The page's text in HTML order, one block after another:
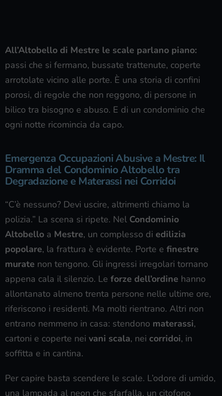
All’Altobello di Mestre le scale parlano piano:
passi che si fermano, bussate trattenute, coperte
arrotolate vicino alle porte. È una storia di confini
porosi, di regole che non reggono, di persone in
bilico tra bisogno e abuso. E di un condominio che
ogni notte ricomincia da capo.
Emergenza Occupazioni Abusive a Mestre: Il
Dramma del Condominio Altobello tra
Degradazione e Materassi nei Corridoi
“C’è nessuno? Devi uscire, altrimenti chiamo la
polizia.” La scena si ripete. Nel Condominio
Altobello a Mestre, un complesso di edilizia
popolare, la frattura è evidente. Porte e finestre
murate non tengono. Gli ingressi irregolari tornano
appena cala il silenzio. Le forze dell’ordine hanno
allontanato almeno trenta persone nelle ultime ore,
riferiscono i residenti. Ma molti rientrano. Altri non
entrano nemmeno in casa: stendono materassi,
cartoni e coperte nei vani scala, nei corridoi, in
soffitta e in cantina.
Per capire basta scendere le scale. L’odore di umido,
una lampada al neon che sfarfalla, un citofono